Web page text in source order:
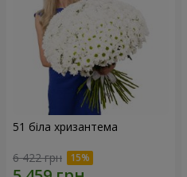
51 біла хризантема
6 422 грн